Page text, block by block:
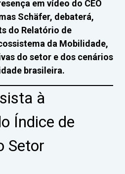
em vídeo do CEO
Schäfer, debaterá,
do Relatório de
da Mobilidade,
do setor e dos cenários
brasileira.
à
Índice de
Setor